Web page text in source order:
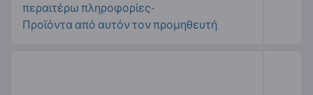
περαιτέρω πληροφορίες-
Προϊόντα από αυτόν τον προμηθευτή